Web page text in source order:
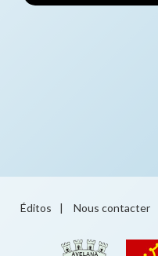
Éditos | Nous contacter